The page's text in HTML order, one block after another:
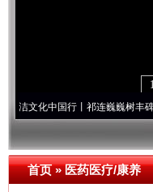
国行丨祁连巍巍树丰碑·[视频]微
首页»医药医疗/康养